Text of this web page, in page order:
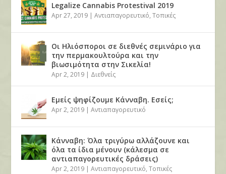
Legalize Cannabis Protestival 2019
Apr 27, 2019 |Αντιαπαγορευτικό,Τοπικές
Οι Ηλιόσποροι σε διεθνές σεμινάριο για
την περμακουλτούρα και την
βιωσιμότητα στην Σικελία!
Apr 2, 2019 Διεθνείς
Εμείς ψηφίζουμε Κάνναβη. Εσείς;
Apr 2, 2019 |Αντιαπαγορευτικό
Κάνναβη: Όλα τριγύρω αλλάζουνε και
όλα τα ίδια μένουν (κάλεσμα σε
αντιαπαγορευτικές δράσεις)
Apr 2, 2019 |Αντιαπαγορευτικό,Τοπικές